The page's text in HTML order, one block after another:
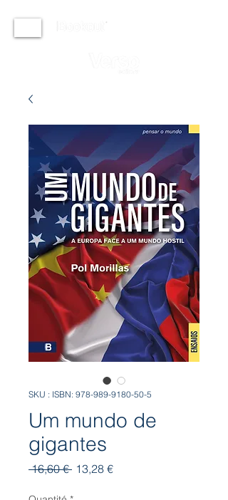
SKU : ISBN: 978-989-9180-50-5
Um mundo de
gigantes
16,60 € Prix
13,28 €Prix